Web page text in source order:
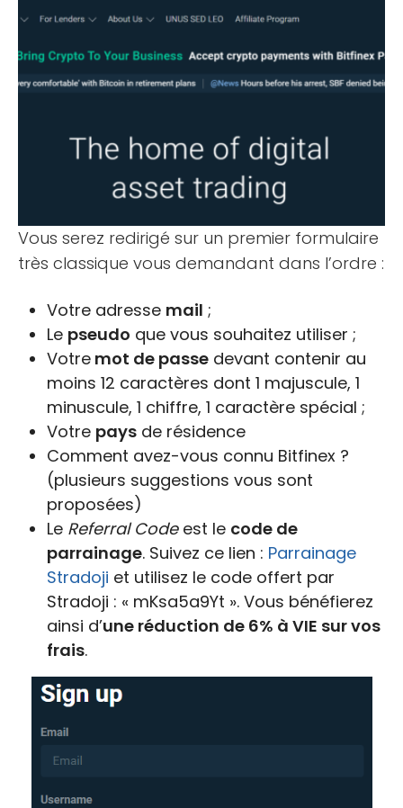
Vous serez redirigé sur un premier formulaire
très classique vous demandant dans l’ordre :
Votre adresse mail ;
Le pseudo que vous souhaitez utiliser ;
Votre mot de passe devant contenir au
moins 12 caractères dont 1 majuscule, 1
minuscule, 1 chiffre, 1 caractère spécial ;
Votre pays de résidence
Comment avez-vous connu Bitfinex ?
(plusieurs suggestions vous sont
proposées)
Le Referral Codeest le code de
parrainage. Suivez ce lien : Parrainage
Stradoji et utilisez le code offert par
Stradoji : « mKsa5a9Yt ». Vous bénéfierez
ainsi d’une réduction de 6% à VIE sur vos
frais.